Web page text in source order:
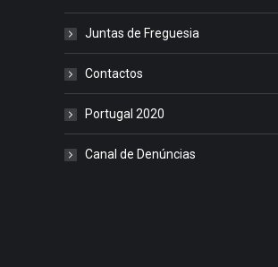
Juntas de Freguesia
Contactos
Portugal 2020
Canal de Denúncias